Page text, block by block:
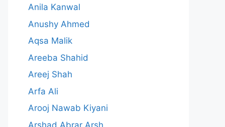
Anila Kanwal
Anushy Ahmed
Aqsa Malik
Areeba Shahid
Areej Shah
Arfa Ali
Arooj Nawab Kiyani
Arshad Abrar Arsh